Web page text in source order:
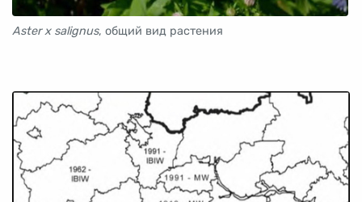
Aster x salignus, общий вид растения